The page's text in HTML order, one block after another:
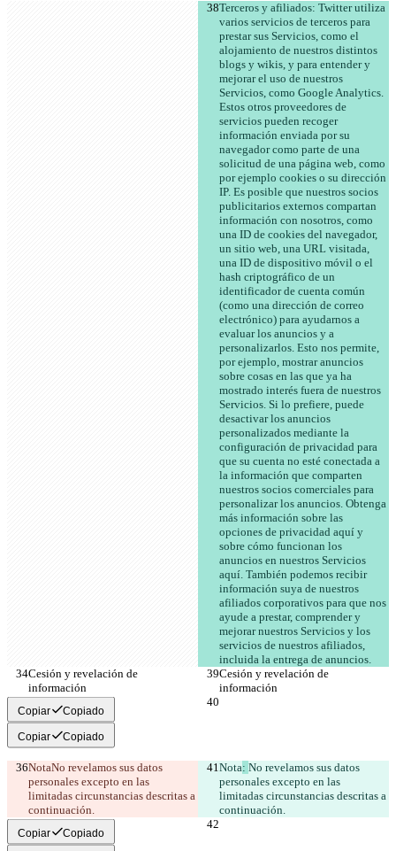
Terceros y afiliados: Twitter utiliza
varios servicios de terceros para
prestar sus Servicios, como el
alojamiento de nuestros distintos
blogs y wikis, y para entender y
mejorar el uso de nuestros
Servicios, como Google Analytics.
Estos otros proveedores de
servicios pueden recoger
información enviada por su
navegador como parte de una
solicitud de una página web, como
por ejemplo cookies o su dirección
IP. Es posible que nuestros socios
publicitarios externos compartan
información con nosotros, como
una ID de cookies del navegador,
un sitio web, una URL visitada,
una ID de dispositivo móvil o el
hash criptográfico de un
identificador de cuenta común
(como una dirección de correo
electrónico) para ayudarnos a
evaluar los anuncios y a
personalizarlos. Esto nos permite,
por ejemplo, mostrar anuncios
sobre cosas en las que ya ha
mostrado interés fuera de nuestros
Servicios. Si lo prefiere, puede
desactivar los anuncios
personalizados mediante la
configuración de privacidad para
que su cuenta no esté conectada a
la información que comparten
nuestros socios comerciales para
personalizar los anuncios. Obtenga
más información sobre las
opciones de privacidad aquí y
sobre cómo funcionan los
anuncios en nuestros Servicios
aquí. También podemos recibir
información suya de nuestros
afiliados corporativos para que nos
ayude a prestar, comprender y
mejorar nuestros Servicios y los
servicios de nuestros afiliados,
incluida la entrega de anuncios.
Cesión y revelación de
información
Cesión y revelación de
información
Copiar Copiado
Copiar Copiado
NotaNo revelamos sus datos
personales excepto en las
limitadas circunstancias descritas a
continuación.
Nota: No revelamos sus datos
personales excepto en las
limitadas circunstancias descritas a
continuación.
Copiar Copiado